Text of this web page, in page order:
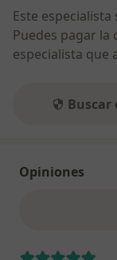
Este
Puedes pagar
especialista que
Buscar
Opiniones